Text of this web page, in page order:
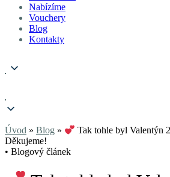
Nabízíme
Vouchery
Blog
Kontakty
Úvod » Blog »
Tak tohle byl Valentýn
Děkujeme!
• Blogový článek